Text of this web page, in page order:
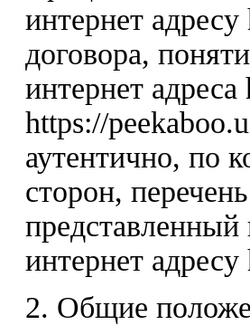
интернет
договора,
интернет
https://
аутентично, по
сторон,
интернет
2. Общие